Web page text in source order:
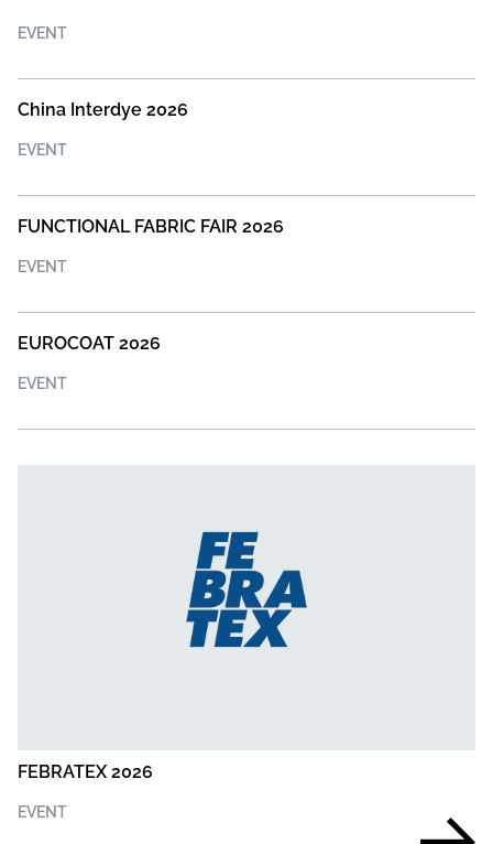
EVENT
China Interdye 2026
EVENT
FUNCTIONAL FABRIC FAIR 2026
EVENT
EUROCOAT 2026
EVENT
FEBRATEX 2026
EVENT